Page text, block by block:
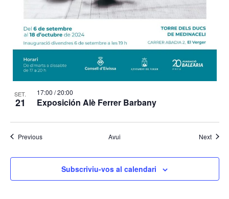
SET.
21 Exposición Alè Ferrer Barbany
17:00 / 20:00
PreviousEsdeveniments Avui Next
Subscriviu-vos al calendari